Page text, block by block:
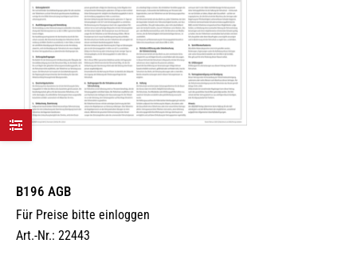
B196 AGB
Für Preise bitte einloggen
Art.-Nr.: 22443